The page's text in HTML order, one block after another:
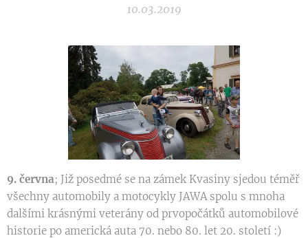
10.03.2019
9. června; Již posedmé se na zámek Kvasiny sjedou téměř
všechny automobily a motocykly JAWA spolu s mnoha
dalšími krásnými veterány od prvopočátků automobilové
historie po americká auta 70. nebo 80. let 20. století :)